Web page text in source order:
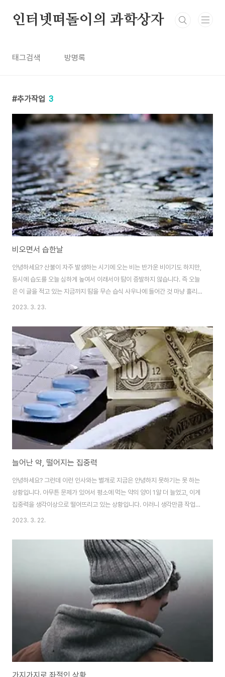
인터넷떠돌이의 과학상자
태그검색 방명록
추가작업 3
비오면서 습한날
안녕하세요? 산불이 자주 발생하는 시기에 오는 비는 반가운 비이기도 하지만,
동시에 습도를 오늘 심하게 높여서 이래서야 땀이 증발하지 않습니다. 즉 오늘
은 이 글을 적고 있는 지금까지 땀을 무슨 습식 사우나에 들어간 것 마냥 흘리면
서 연구 일을 하고 있습니다. 기본적으로 땀이 많이 흐르는 사람에게는 이런 환
럭 버티는 수 밖에는 없기는 없습니다. 아무튼 이렇게 해서 어떻게 정말 힘든 날
이라는 목요일이 길기는 길게 느껴집니다.
2023. 3. 23.
늘어난 약, 떨어지는 집중력
안녕하세요? 그런데 이런 인사와는 별개로 지금은 안녕하지 못하기는 못 하는
상황입니다. 아무튼 문제가 있어서 평소에 먹는 약의 양이 1알 더 늘었고, 이게
집중력을 생각이상으로 떨어뜨리고 있는 상황입니다. 이러니 생각만큼 작업이
제대로 진행이 안되기는 안되는 상황이기는 합니다. 아무튼 약은 약이고, 병세
부작용으로 집중력이 떨어졌고, 이제 이걸 만회하기 위해서 에너지 드링크를
마시는 상황이기는 합니다. 그래도 아직은 버틸만 하지만, 철야까지 하기엔 상
2023. 3. 22.